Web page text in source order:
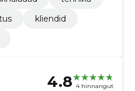
kliendid
4.8 4 hinnangut